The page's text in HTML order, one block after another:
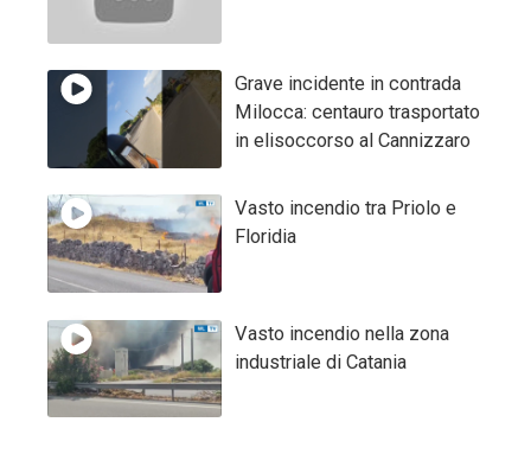
Grave incidente in contrada
Milocca: centauro trasportato
in elisoccorso al Cannizzaro
Vasto incendio tra Priolo e
Floridia
Vasto incendio nella zona
industriale di Catania